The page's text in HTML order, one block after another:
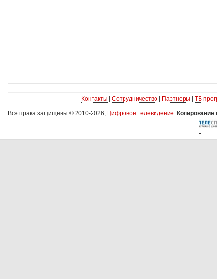
Контакты Сотрудничество| Партнеры ТВ
Все права защищены © 2010-2026, Цифровое телевидение. Копирование